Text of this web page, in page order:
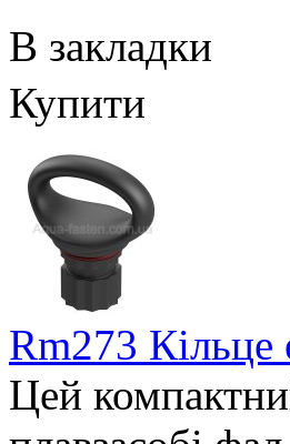
В закладки
Купити
Rm273 Кільце
Цей